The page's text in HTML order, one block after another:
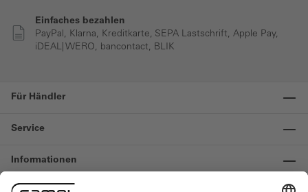
Einfaches bezahlen
PayPal, Klarna, Kreditkarte, SEPA Lastschrift, Apple Pay,
iDEAL| WERO, bancontact, BLIK
Für Händler
Service
Informationen